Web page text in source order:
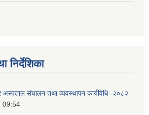
निर्देशिका
अस्पताल संचालन तथा व्यवस्थापन कार्यविधि -२०८२
09:54